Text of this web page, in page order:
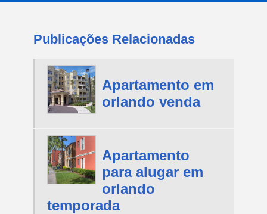
Publicações Relacionadas
Apartamento em
orlando venda
Apartamento
para alugar em
orlando
temporada